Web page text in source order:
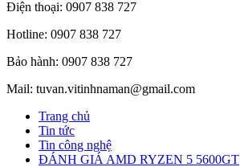
Điện thoại: 0907 838 727
Hotline: 0907 838 727
Bảo hành: 0907 838 727
Mail: tuvan.vitinhnaman@gmail.com
Trang chủ
Tin tức
Tin công nghệ
ĐÁNH GIÁ AMD RYZEN 5 5600GT